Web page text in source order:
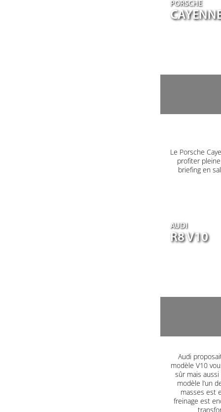
PORSCHE
Le Porsche
profiter
briefing en
AUDI
R8 V10
Audi
modèle V10
sûr mais
modèle l’un
masses est
freinage est